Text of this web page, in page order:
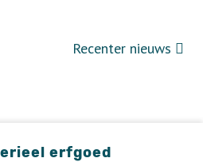
Recenter nieuws
erfgoed